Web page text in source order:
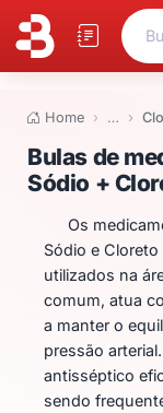
Home …
Bulas de
Bulas de
Sódio +
Os
Sódio e
utilizados na
comum, atua
a manter o
pressão
antisséptico
sendo